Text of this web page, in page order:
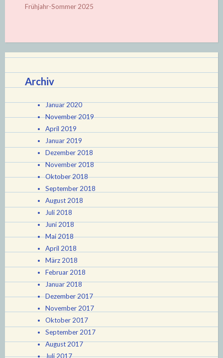
Frühjahr-Sommer 2025
Archiv
Januar 2020
November 2019
April 2019
Januar 2019
Dezember 2018
November 2018
Oktober 2018
September 2018
August 2018
Juli 2018
Juni 2018
Mai 2018
April 2018
März 2018
Februar 2018
Januar 2018
Dezember 2017
November 2017
Oktober 2017
September 2017
August 2017
Juli 2017